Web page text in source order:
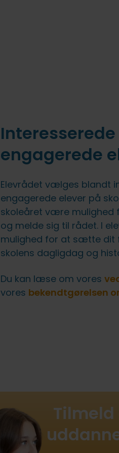
Interesserede
engagerede
Elevrådet vælges blandt
engagerede elever på
skoleåret være mulighed
og melde sig til rådet. I
mulighed for at sætte dit
skolens dagligdag og
Du kan læse om vores
vores bekendtgørelsen
Tilmeld